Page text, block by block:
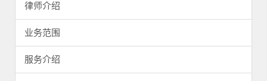
律师介绍
业务范围
服务介绍